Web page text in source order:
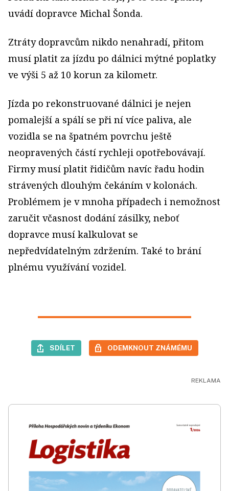
uvádí dopravce Michal Šonda.
Ztráty dopravcům nikdo nenahradí, přitom
musí platit za jízdu po dálnici mýtné poplatky
ve výši 5 až 10 korun za kilometr.
Jízda po rekonstruované dálnici je nejen
pomalejší a spálí se při ní více paliva, ale
vozidla se na špatném povrchu ještě
neopravených částí rychleji opotřebovávají.
Firmy musí platit řidičům navíc řadu hodin
strávených dlouhým čekáním v kolonách.
Problémem je v mnoha případech i nemožnost
zaručit včasnost dodání zásilky, neboť
dopravce musí kalkulovat se
nepředvídatelným zdržením. Také to brání
plnému využívání vozidel.
SDÍLET ODEMKNOUT ZNÁMÉMU